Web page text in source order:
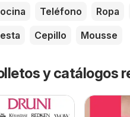
Teléfono Ropa
Cepillo Mousse
y catálogos